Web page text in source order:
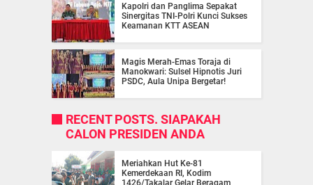
Kapolri dan Panglima Sepakat
Sinergitas TNI-Polri Kunci Sukses
Keamanan KTT ASEAN
Magis Merah-Emas Toraja di
Manokwari: Sulsel Hipnotis Juri
PSDC, Aula Unipa Bergetar!
RECENT POSTS. SIAPAKAH
CALON PRESIDEN ANDA
Meriahkan Hut Ke-81
Kemerdekaan RI, Kodim
1426/Takalar Gelar Beragam